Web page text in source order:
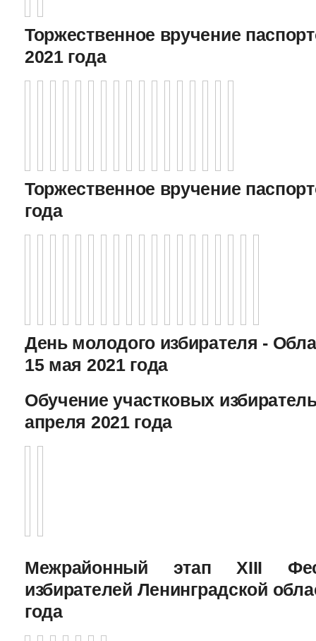
Торжественное вручение
2021 года
Торжественное вручение
года
День молодого избирателя -
15 мая 2021 года
Обучение участковых
апреля 2021 года
Межрайонный этап XIII
избирателей Ленинградской
года